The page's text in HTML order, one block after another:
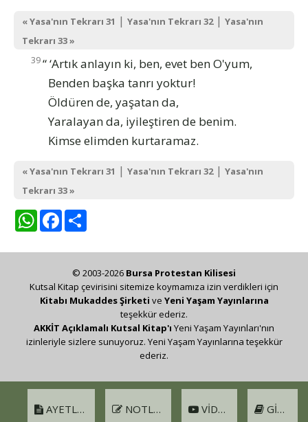
« Yasa'nın Tekrarı 31 | Yasa'nın Tekrarı 32| Yasa'nın
Tekrarı 33 »
39“ ‘Artık anlayın ki, ben, evet ben O'yum,
Benden başka tanrı yoktur!
Öldüren de, yaşatan da,
Yaralayan da, iyileştiren de benim.
Kimse elimden kurtaramaz.
« Yasa'nın Tekrarı 31 | Yasa'nın Tekrarı 32| Yasa'nın
Tekrarı 33 »
WhatsAppFacebook
AYETLER NOTLAR VIDEO GIRIŞ
© 2003-2026 Bursa Protestan Kilisesi
Kutsal Kitap çevirisini sitemize koymamıza izin verdikleri için
Kitabı Mukaddes Şirketi ve Yeni Yaşam Yayınlarına
teşekkür ederiz.
AKKİT Açıklamalı Kutsal Kitap'ı Yeni Yaşam Yayınları'nın
izinleriyle sizlere sunuyoruz. Yeni Yaşam Yayınlarına teşekkür
ederiz.